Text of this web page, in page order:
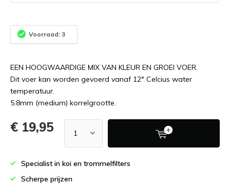
Voorraad: 3
EEN HOOGWAARDIGE MIX VAN KLEUR EN GROEI VOER.
Dit voer kan worden gevoerd vanaf 12° Celcius water
temperatuur.
5.8mm (medium) korrelgrootte.
€ 19,95
Specialist in koi en trommelfilters
Scherpe prijzen